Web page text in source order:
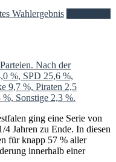
Wahlergebnis
ging eine Serie von
Jahren zu Ende. In diesen
für knapp 57 % aller
innerhalb einer